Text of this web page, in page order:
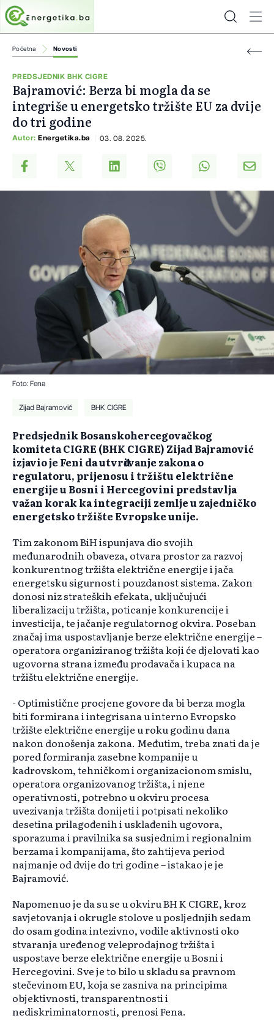
Početna Novosti
PREDSJEDNIK BHK CIGRE
Bajramović: Berza bi mogla da se
integriše u energetsko tržište EU za dvije
do tri godine
Autor: Energetika.ba 03. 08. 2025.
Foto: Fena
Zijad Bajramović BHK CIGRE
Predsjednik Bosanskohercegovačkog
komiteta CIGRE (BHK CIGRE) Zijad Bajramović
izjavio je Feni da utvrđivanje zakona o
regulatoru, prijenosu i tržištu električne
energije u Bosni i Hercegovini predstavlja
važan korak ka integraciji zemlje u zajedničko
energetsko tržište Evropske unije.
Tim zakonom BiH ispunjava dio svojih
međunarodnih obaveza, otvara prostor za razvoj
konkurentnog tržišta električne energije i jača
energetsku sigurnost i pouzdanost sistema. Zakon
donosi niz strateških efekata, uključujući
liberalizaciju tržišta, poticanje konkurencije i
investicija, te jačanje regulatornog okvira. Poseban
značaj ima uspostavljanje berze električne energije –
operatora organiziranog tržišta koji će djelovati kao
ugovorna strana između prodavača i kupaca na
tržištu električne energije.
- Optimistične procjene govore da bi berza mogla
biti formirana i integrisana u interno Evropsko
tržište električne energije u roku godinu dana
nakon donošenja zakona. Međutim, treba znati da je
pored formiranja zasebne kompanije u
kadrovskom, tehničkom i organizacionom smislu,
operatora organizovanog tržišta, i njene
operativnosti, potrebno u okviru procesa
uvezivanja tržišta donijeti i potpisati nekoliko
desetina prilagođenih i usklađenih ugovora,
sporazuma i pravilnika sa susjednim i regionalnim
berzama i kompanijama, što zahtijeva period
najmanje od dvije do tri godine – istakao je je
Bajramović.
Napomenuo je da su se u okviru BH K CIGRE, kroz
savjetovanja i okrugle stolove u posljednjih sedam
do osam godina intezivno, vodile aktivnosti oko
stvaranja uređenog veleprodajnog tržišta i
uspostave berze električne energije u Bosni i
Hercegovini. Sve je to bilo u skladu sa pravnom
stečevinom EU, koja se zasniva na principima
objektivnosti, transparentnosti i
nediskriminatornosti, prenosi Fena.